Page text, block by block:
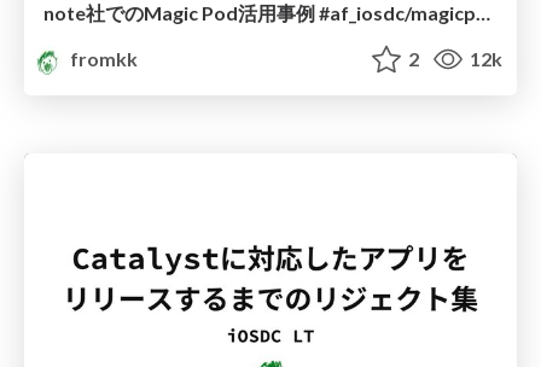
note社でのMagic Pod活用事例 #af_iosdc/magicpod_with_note
fromkk
2 12k